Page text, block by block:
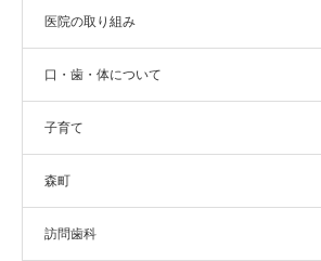
医院の取り組み
口・歯・体について
子育て
森町
訪問歯科